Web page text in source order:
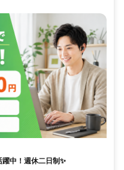
中！週休二日制✨